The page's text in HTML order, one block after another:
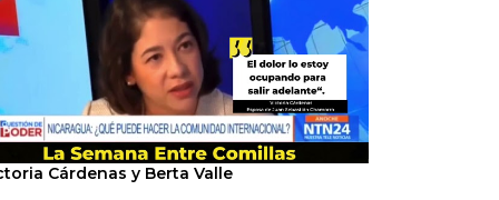
Cárdenas y Berta Valle